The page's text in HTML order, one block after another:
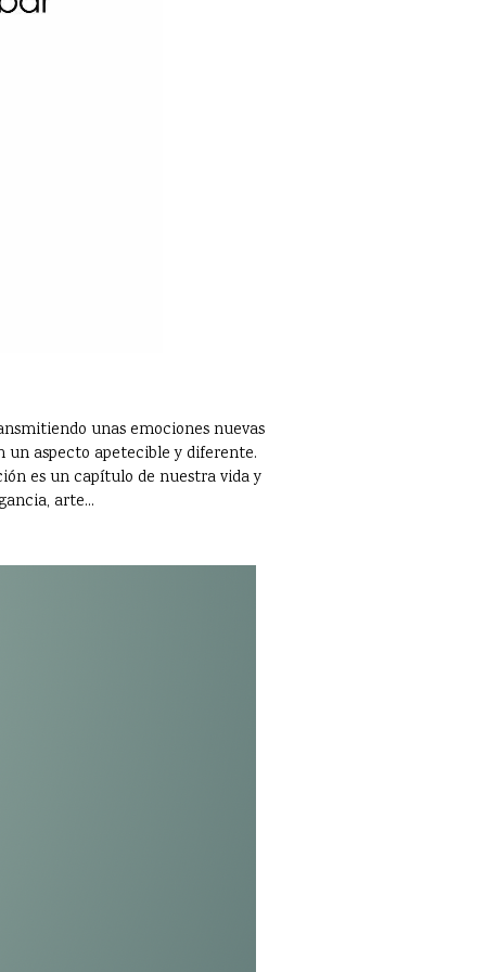
unas emociones nuevas
un aspecto apetecible y diferente.
es un capítulo de nuestra vida y
arte...